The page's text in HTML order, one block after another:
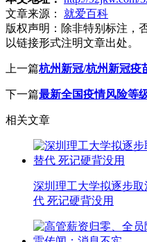
文章来源：
就爱百科
版权声明： 除非特别标注，
以链接形式注明文章出处。
上一篇杭州新冠/杭州新冠疫
下一篇最新全国疫情风险等
相关文章
深圳理工大学拟逐步
代 死记硬背没用